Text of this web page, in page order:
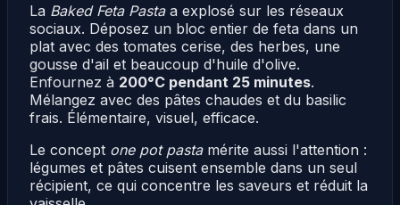
La Baked Feta Pastaa explosé sur les réseaux
sociaux. Déposez un bloc entier de feta dans un
plat avec des tomates cerise, des herbes, une
gousse d'ail et beaucoup d'huile d'olive.
Enfournez à 200°C pendant 25 minutes.
Mélangez avec des pâtes chaudes et du basilic
frais. Élémentaire, visuel, efficace.
Le concept one pot pastamérite aussi l'attention :
légumes et pâtes cuisent ensemble dans un seul
récipient, ce qui concentre les saveurs et réduit la